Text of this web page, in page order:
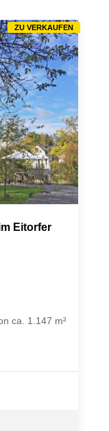
Eitorfer
ca. 1.147 m²
ZU VERKAUFEN